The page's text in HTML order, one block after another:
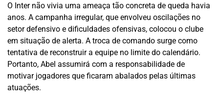
O Inter não vivia uma ameaça tão concreta de queda havia
anos. A campanha irregular, que envolveu oscilações no
setor defensivo e dificuldades ofensivas, colocou o clube
em situação de alerta. A troca de comando surge como
tentativa de reconstruir a equipe no limite do calendário.
Portanto, Abel assumirá com a responsabilidade de
motivar jogadores que ficaram abalados pelas últimas
atuações.